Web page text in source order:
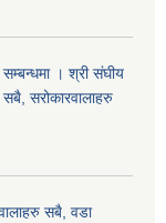
। श्री संघीय
सरोकारवालाहरु
सबै, वडा